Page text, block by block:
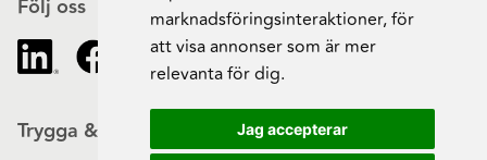
marknadsföringsinteraktioner,för
att visa annonser som är mer
relevanta för dig.
Jag accepterar
Följ oss
Trygga & säkra beställningar